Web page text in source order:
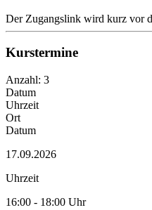
Der Zugangslink wird kurz vor
Kurstermine
Anzahl: 3
Datum
Uhrzeit
Ort
Datum
17.09.2026
Uhrzeit
16:00 - 18:00 Uhr